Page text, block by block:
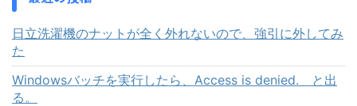
日立洗濯機のナットが全く外れないので、強引に外してみ
た
Windowsバッチを実行したら、Access is denied. と出
る。